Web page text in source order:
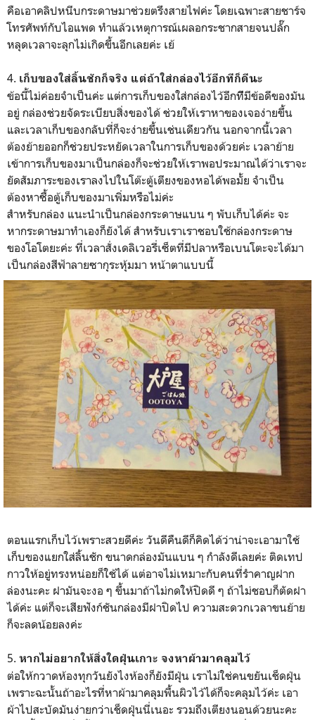
คือเอาคลิปหนีบกระดาษมาช่วยตรึงสายไฟค่ะ โดยเฉพาะสายชาร์จ
โทรศัพท์กับไอแพด ทำแล้วเหตุการณ์เผลอกระชากสายจนปลั๊ก
หลุดเวลาจะลุกไม่เกิดขึ้นอีกเลยค่ะ เย้
4. เก็บของใส่ลิ้นชักก็จริง แต่ถ้าใส่กล่องไว้อีกทีก็ดีนะ
ข้อนี้ไม่ค่อยจำเป็นค่ะ แต่การเก็บของใส่กล่องไว้อีกทีีมีข้อดีของมัน
อยู่ กล่องช่วยจัดระเบียบสิ่งของได้ ช่วยให้เราหาของเจอง่ายขึ้น
และเวลาเก็บของกลับที่ก็จะง่ายขึ้นเช่นเดียวกัน นอกจากนี้เวลา
ต้องย้ายออกก็ช่วยประหยัดเวลาในการเก็บของด้วยค่ะ เวลาย้าย
เข้าการเก็บของมาเป็นกล่องก็จะช่วยให้เราพอประมาณได้ว่าเราจะ
ยัดสัมภาระของเราลงไปในโต๊ะตู้เตียงของหอได้พอมั้ย จำเป็น
ต้องหาซื้อตู้เก็บของมาเพิ่มหรือไม่ค่ะ
สำหรับกล่อง แนะนำเป็นกล่องกระดาษแบน ๆ พับเก็บได้ค่ะ จะ
หากระดาษมาทำเองก็ยังได้ สำหรับเราเราชอบใช้กล่องกระดาษ
ของโอโตยะค่ะ ที่เวลาสั่งเดลิเวอรี่เซ็ตที่มีปลาหรือเบนโตะจะได้มา
เป็นกล่องสีฟ้าลายซากุระหุ้มมา หน้าตาแบบนี้
ตอนแรกเก็บไว้เพราะสวยดีค่ะ วันดีคืนดีก็คิดได้ว่าน่าจะเอามาใช้
เก็บของแยกใส่ลิ้นชัก ขนาดกล่องมันแบน ๆ กำลังดีเลยค่ะ ติดเทป
กาวให้อยู่ทรงหน่อยก็ใช้ได้ แต่อาจไม่เหมาะกับคนที่รำคาญฝาก
ล่องนะคะ ฝามันจะงอ ๆ ขึ้นมาถ้าไม่กดให้ปิดดี ๆ ถ้าไม่ชอบก็ตัดฝา
ได้ค่ะ แต่ก็จะเสียฟังก์ชันกล่องมีฝาปิดไป ความสะดวกเวลาขนย้าย
ก็จะลดน้อยลงค่ะ
5. หากไม่อยากให้สิ่งใดฝุ่นเกาะ จงหาผ้ามาคลุมไว้
ต่อให้กวาดห้องทุกวันยังไงห้องก็ยังมีฝุ่น เราไม่ใช่คนขยันเช็ดฝุ่น
เพราะฉะนั้นถ้าอะไรที่หาผ้ามาคลุมพื้นผิวไว้ได้ก็จะคลุมไว้ค่ะ เอา
ผ้าไปสะบัดมันง่ายกว่าเช็ดฝุ่นนี่เนอะ รวมถึงเตียงนอนด้วยนะคะ